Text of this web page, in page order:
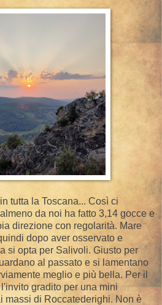
tutta la Toscana... Così ci
da noi ha fatto 3,14 gocce e
direzione con regolarità. Mare
dopo aver osservato e
si opta per Salivoli. Giusto per
al passato e si lamentano
meglio e più bella. Per il
gradito per una mini
massi di Roccatederighi. Non è